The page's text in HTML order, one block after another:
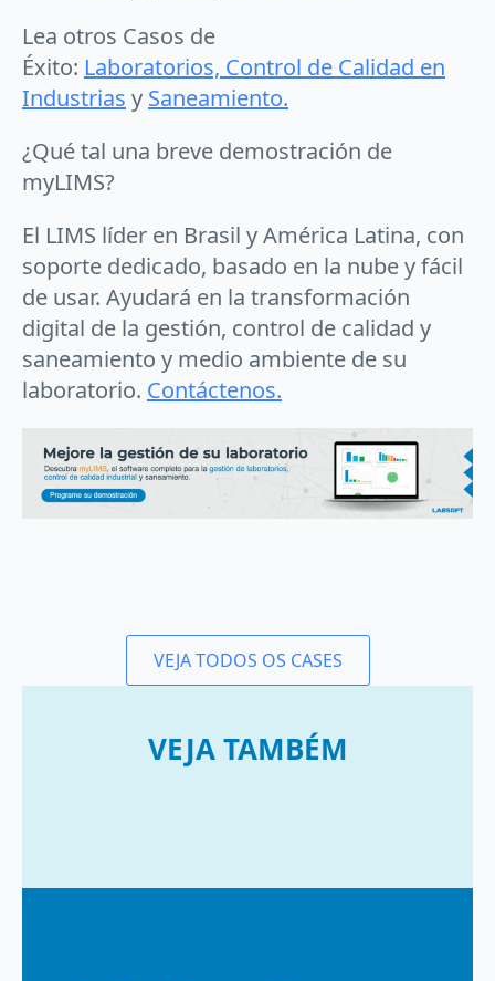
Lea otros Casos de
Éxito: Laboratorios, Control de Calidad en
Industrias y Saneamiento.
¿Qué tal una breve demostración de
myLIMS?
El LIMS líder en Brasil y América Latina, con
soporte dedicado, basado en la nube y fácil
de usar. Ayudará en la transformación
digital de la gestión, control de calidad y
saneamiento y medio ambiente de su
laboratorio. Contáctenos.
VEJA TODOS OS CASES
VEJA TAMBÉM